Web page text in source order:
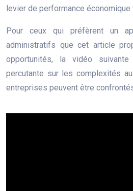
levier de performance économique
Pour ceux qui préfèrent un
administratifs que cet article
opportunités, la vidéo
percutante sur les complexités
entreprises peuvent être